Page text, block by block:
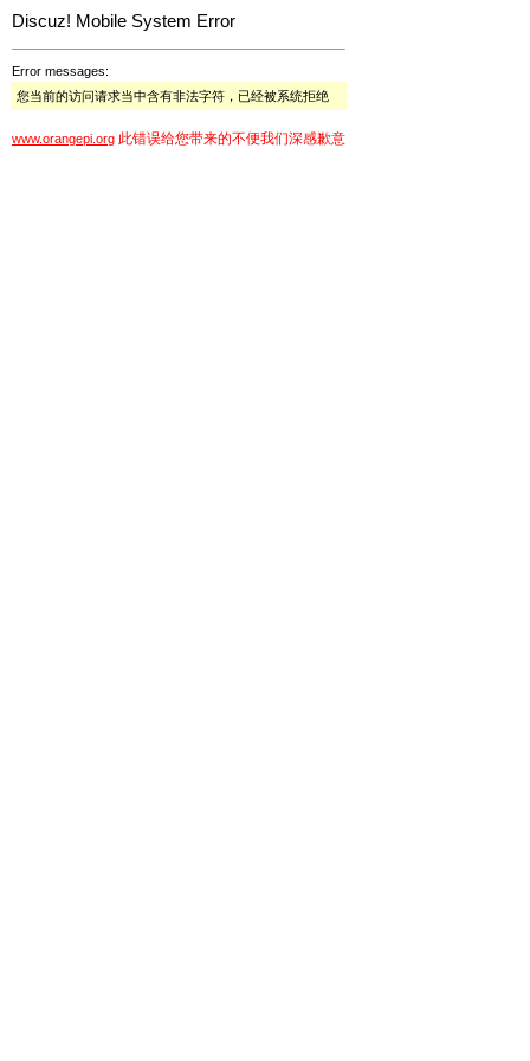
Discuz! Mobile System Error
Error messages:
您当前的访问请求当中含有非法字符，已经被系统拒绝
www.orangepi.org 此错误给您带来的不便我们深感歉意